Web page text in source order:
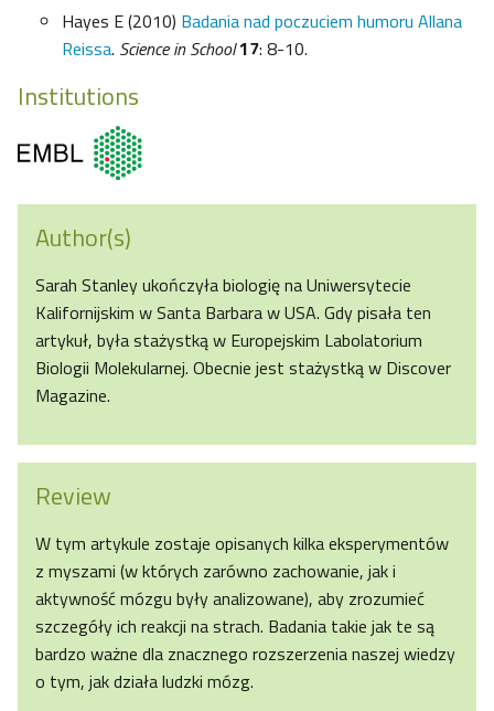
Hayes E (2010) Badania nad poczuciem humoru Allana
Reissa. Science in School17: 8-10.
Institutions
Author(s)
Sarah Stanley ukończyła biologię na Uniwersytecie
Kalifornijskim w Santa Barbara w USA. Gdy pisała ten
artykuł, była stażystką w Europejskim Labolatorium
Biologii Molekularnej. Obecnie jest stażystką w Discover
Magazine.
Review
W tym artykule zostaje opisanych kilka eksperymentów
z myszami (w których zarówno zachowanie, jak i
aktywność mózgu były analizowane), aby zrozumieć
szczegóły ich reakcji na strach. Badania takie jak te są
bardzo ważne dla znacznego rozszerzenia naszej wiedzy
o tym, jak działa ludzki mózg.